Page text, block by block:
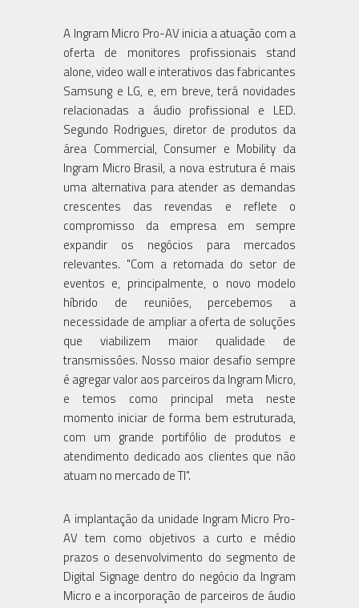
A Ingram Micro Pro-AV inicia a atuação com a
oferta de monitores profissionais stand
alone, video wall e interativos das fabricantes
Samsung e LG, e, em breve, terá novidades
relacionadas a áudio profissional e LED.
Segundo Rodrigues, diretor de produtos da
área Commercial, Consumer e Mobility da
Ingram Micro Brasil, a nova estrutura é mais
uma alternativa para atender as demandas
crescentes das revendas e reflete o
compromisso da empresa em sempre
expandir os negócios para mercados
relevantes. "Com a retomada do setor de
eventos e, principalmente, o novo modelo
híbrido de reuniões, percebemos a
necessidade de ampliar a oferta de soluções
que viabilizem maior qualidade de
transmissões. Nosso maior desafio sempre
é agregar valor aos parceiros da Ingram Micro,
e temos como principal meta neste
momento iniciar de forma bem estruturada,
com um grande portifólio de produtos e
atendimento dedicado aos clientes que não
atuam no mercado de TI".
A implantação da unidade Ingram Micro Pro-
AV tem como objetivos a curto e médio
prazos o desenvolvimento do segmento de
Digital Signage dentro do negócio da Ingram
Micro e a incorporação de parceiros de áudio